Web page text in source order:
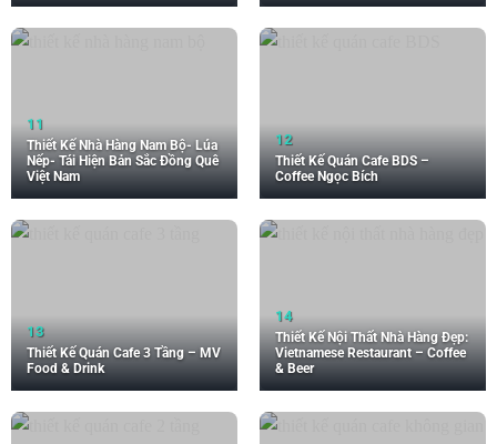
Thiết Kế Nhà Hàng Nam Bộ- Lúa
Nếp- Tái Hiện Bản Sắc Đồng Quê
Việt Nam
Thiết Kế Quán Cafe BDS –
Coffee Ngọc Bích
Thiết Kế Quán Cafe 3 Tầng – MV
Food & Drink
Thiết Kế Nội Thất Nhà Hàng Đẹp:
Vietnamese Restaurant – Coffee
& Beer